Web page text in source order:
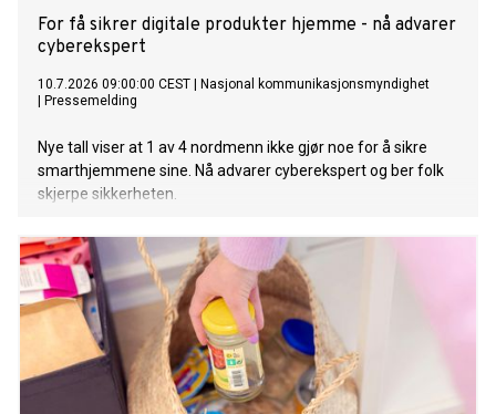
For få sikrer digitale produkter hjemme - nå advarer
cyberekspert
10.7.2026 09:00:00 CEST
Nasjonal kommunikasjonsmyndighet
Pressemelding
Nye tall viser at 1 av 4 nordmenn ikke gjør noe for å sikre
smarthjemmene sine. Nå advarer cyberekspert og ber folk
skjerpe sikkerheten.